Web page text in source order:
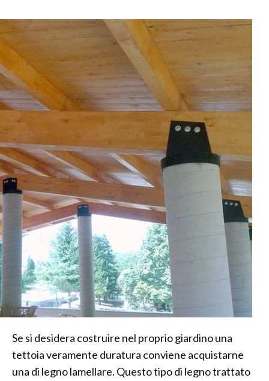
Se si desidera costruire nel proprio giardino una
tettoia veramente duratura conviene acquistarne
una di legno lamellare. Questo tipo di legno trattato